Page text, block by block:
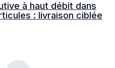
à haut débit dans
: livraison ciblée